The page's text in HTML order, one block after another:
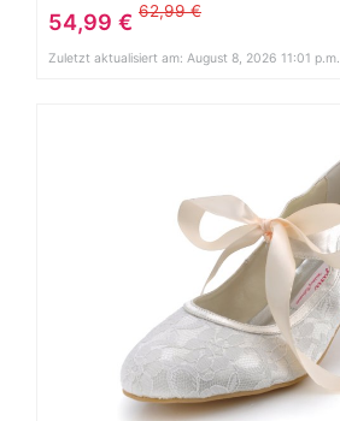
54,99 € 62,99 €
Zuletzt aktualisiert am: August 8, 2026 11:01 p.m.